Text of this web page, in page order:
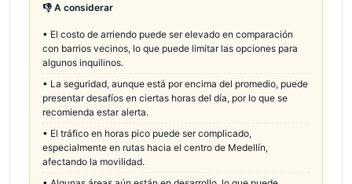
👎 A considerar
• El costo de arriendo puede ser elevado en comparación
con barrios vecinos, lo que puede limitar las opciones para
algunos inquilinos.
• La seguridad, aunque está por encima del promedio, puede
presentar desafíos en ciertas horas del día, por lo que se
recomienda estar alerta.
• El tráfico en horas pico puede ser complicado,
especialmente en rutas hacia el centro de Medellín,
afectando la movilidad.